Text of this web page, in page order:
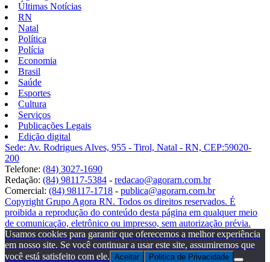
Últimas Notícias
RN
Natal
Política
Polícia
Economia
Brasil
Saúde
Esportes
Cultura
Serviços
Publicações Legais
Edição digital
Sede: Av. Rodrigues Alves, 955 - Tirol, Natal - RN, CEP:59020-
200
Telefone: (84) 3027-1690
Redação: (84) 98117-5384 - redacao@agorarn.com.br
Comercial: (84) 98117-1718 - publica@agorarn.com.br
Copyright Grupo Agora RN. Todos os direitos reservados. É
proibida a reprodução do conteúdo desta página em qualquer meio
de comunicação, eletrônico ou impresso, sem autorização prévia.
Usamos cookies para garantir que oferecemos a melhor experiência
em nosso site. Se você continuar a usar este site, assumiremos que
você está satisfeito com ele. Aceitar Politica de Privacidade